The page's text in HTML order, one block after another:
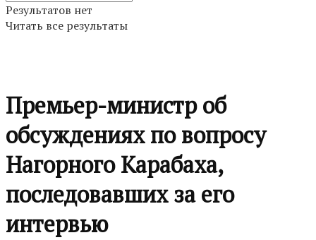
Результатов нет
Читать все результаты
Премьер-министр об
обсуждениях по вопросу
Нагорного Карабаха,
последовавших за его
интервью